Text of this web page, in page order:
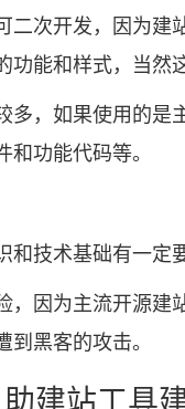
次开发，因为建
功能和样式，当然
，如果使用的是
功能代码等。
技术基础有一定要
因为主流开源建
黑客的攻击。
建站工具